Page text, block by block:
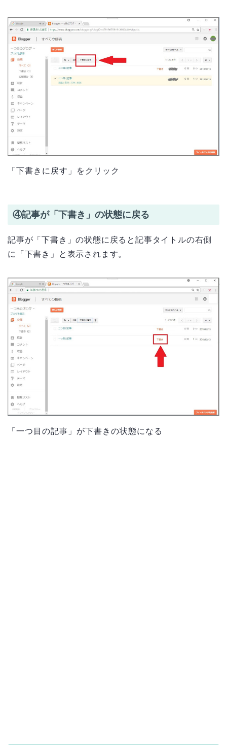
「下書きに戻す」をクリック
④記事が「下書き」の状態に戻る
記事が「下書き」の状態に戻ると記事タイトルの右側
に「下書き」と表示されます。
「一つ目の記事」が下書きの状態になる